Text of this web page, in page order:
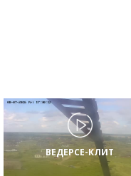
ВЕДЕРСЕ-КЛИТ